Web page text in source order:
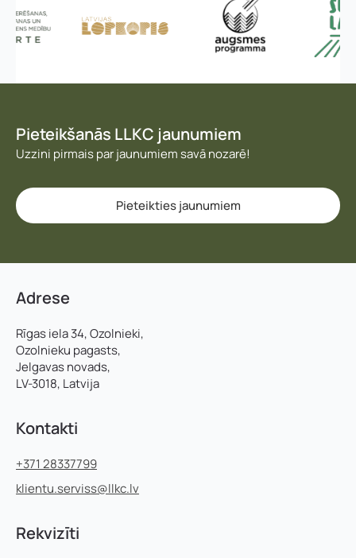
Pieteikšanās LLKC jaunumiem
Uzzini pirmais par jaunumiem savā nozarē!
Pieteikties jaunumiem
Adrese
Rīgas iela 34, Ozolnieki,
Ozolnieku pagasts,
Jelgavas novads,
LV-3018, Latvija
Kontakti
+371 28337799
klientu.serviss@llkc.lv
Rekvizīti